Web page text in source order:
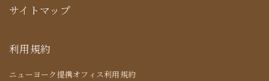
サイトマップ
利用規約
ニューヨーク提携オフィス利用規約